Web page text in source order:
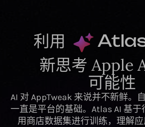
利用
新思考 Apple
可能性
AI 对 AppTweak 来说并不新鲜。
一直是平台的基础。Atlas AI 基
用商店数据集进行训练，理解